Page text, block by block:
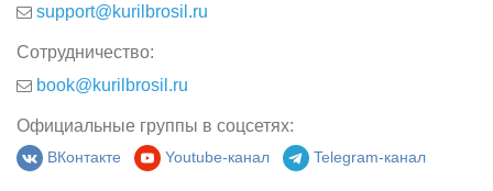
support@kurilbrosil.ru
Сотрудничество:
book@kurilbrosil.ru
Официальные группы в соцсетях:
ВКонтакте Youtube-канал Telegram-канал